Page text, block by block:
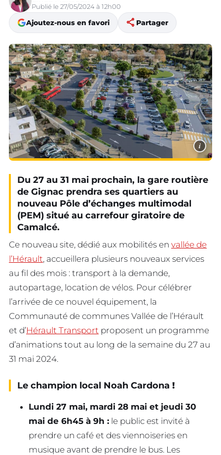
Publié le 27/05/2024 à 12h00
Ajoutez-nous en favori share Partager
i
Du 27 au 31 mai prochain, la gare routière
de Gignac prendra ses quartiers au
nouveau Pôle d’échanges multimodal
(PEM) situé au carrefour giratoire de
Camalcé.
Ce nouveau site, dédié aux mobilités en vallée de
l’Hérault, accueillera plusieurs nouveaux services
au fil des mois : transport à la demande,
autopartage, location de vélos. Pour célébrer
l’arrivée de ce nouvel équipement, la
Communauté de communes Vallée de l’Hérault
et d’Hérault Transport proposent un programme
d’animations tout au long de la semaine du 27 au
31 mai 2024.
Le champion local Noah Cardona !
Lundi 27 mai, mardi 28 mai et jeudi 30
mai de 6h45 à 9h : le public est invité à
prendre un café et des viennoiseries en
musique avant de prendre le bus. Les